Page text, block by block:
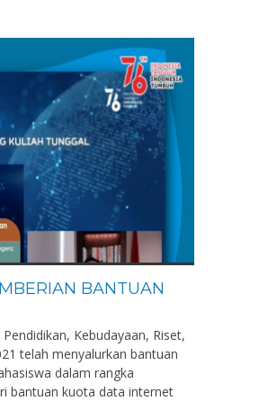
BANTUAN
Kebudayaan, Riset,
telah menyalurkan bantuan
dalam rangka
bantuan kuota data internet